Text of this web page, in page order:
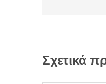
Σχετικά